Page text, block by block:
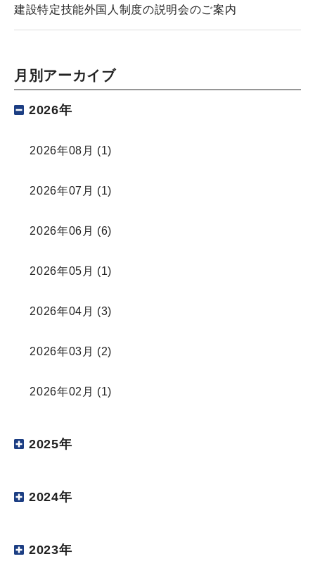
建設特定技能外国人制度の説明会のご案内
月別アーカイブ
2026年
2026年08月 (1)
2026年07月 (1)
2026年06月 (6)
2026年05月 (1)
2026年04月 (3)
2026年03月 (2)
2026年02月 (1)
2025年
2024年
2023年